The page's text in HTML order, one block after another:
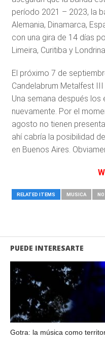
período 2021 – 2023, la
Alemania, Dinamarca,
con una gira de 14 días
Limeira, Curitiba y
El próximo 7 de
Candelabrum Metalfest
Una semana después los
nuevamente. Por el
agosto no tienen
ahí cabría la posibilidad
en Buenos Aires.
RELATED ITEMS MUSICA
PUEDE INTERESARTE
Gotra: la música como